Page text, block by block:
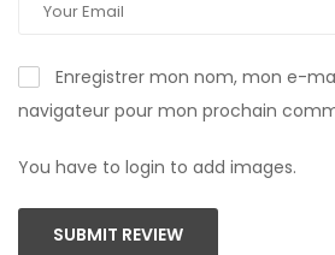
Enregistrer mon nom, mon e-
navigateur pour mon prochain
You have to login to add images.
SUBMIT REVIEW